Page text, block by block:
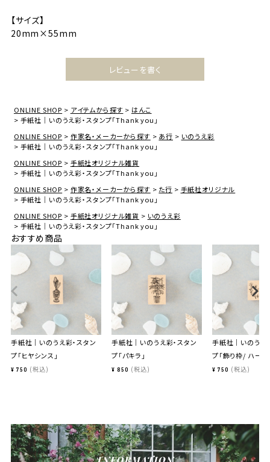
【サイズ】
20mm×55mm
レビューを書く
ONLINE SHOP アイテムから探す
はんこ
手紙社｜いのうえ彩・スタンプ「Thank you」
ONLINE SHOP
作家名・メーカーから探す あ行
いのうえ彩
手紙社｜いのうえ彩・スタンプ「Thank you」
ONLINE SHOP
手紙社オリジナル雑貨
手紙社｜いのうえ彩・スタンプ「Thank you」
ONLINE SHOP
作家名・メーカーから探す た行
手紙社オリジナル
手紙社｜いのうえ彩・スタンプ「Thank you」
ONLINE SHOP
手紙社オリジナル雑貨
いのうえ彩
手紙社｜いのうえ彩・スタンプ「Thank you」
おすすめ商品
手紙社｜いのうえ彩・スタン
プ「ヒヤシンス」
¥ 750 税込
手紙社｜いのうえ彩・スタン
プ「パキラ」
¥ 850 税込
手紙社｜いのうえ
プ「飾り枠/ ハーブ
¥ 750 税込